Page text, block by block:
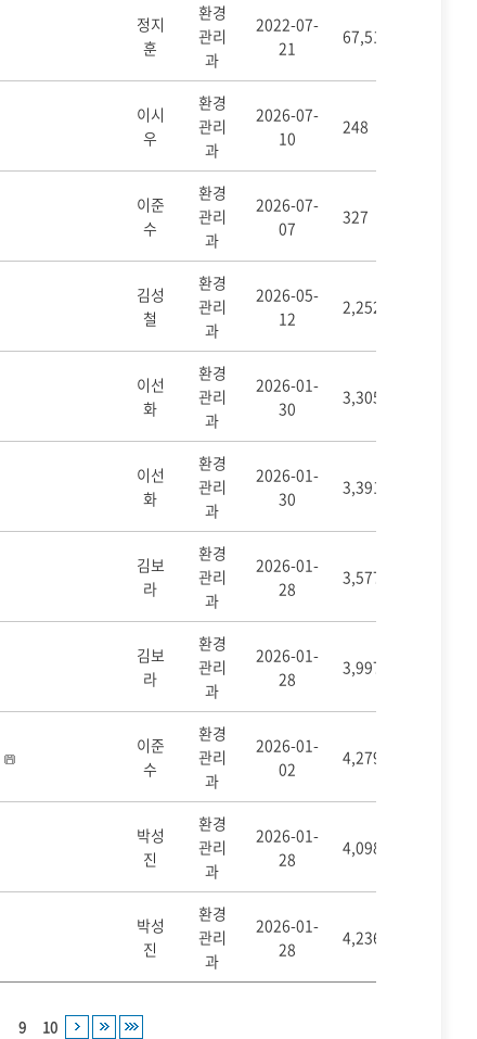
정지
훈
환경
관리
과
2022-07-
21
67,515
이시
우
환경
관리
과
2026-07-
10
248
이준
수
환경
관리
과
2026-07-
07
327
김성
철
환경
관리
과
2026-05-
12
2,252
이선
화
환경
관리
과
2026-01-
30
3,305
이선
화
환경
관리
과
2026-01-
30
3,391
김보
라
환경
관리
과
2026-01-
28
3,577
김보
라
환경
관리
과
2026-01-
28
3,997
이준
수
환경
관리
과
2026-01-
02
4,279
박성
진
환경
관리
과
2026-01-
28
4,098
박성
진
환경
관리
과
2026-01-
28
4,236
9 10